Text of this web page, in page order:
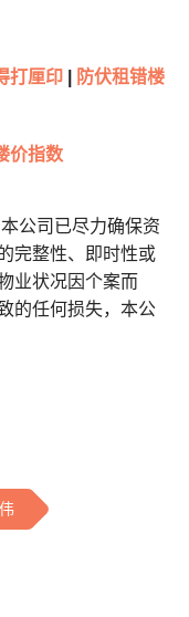
打厘印
防伏租错楼
价指数
公司已尽力确保资
完整性、即时性或
业状况因个案而
的任何损失，本公